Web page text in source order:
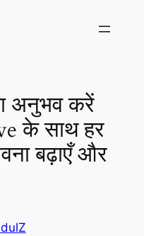
अनुभव करें
के साथ हर
बढ़ाएँ और